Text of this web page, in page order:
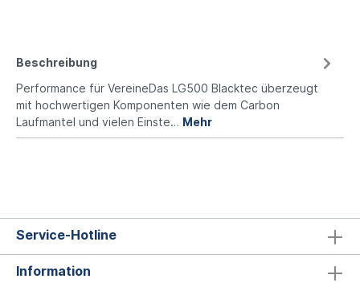
Beschreibung
Performance für VereineDas LG500 Blacktec überzeugt
mit hochwertigen Komponenten wie dem Carbon
Laufmantel und vielen Einste… Mehr
Service-Hotline
Information